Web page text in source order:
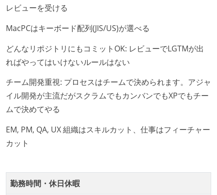
babel
webpack
いる
うにしている
提出されたコードには自動的にリグレッションテスト
が実行される環境が構築されている
テストの実施度
ほとんどのプロダクトコードに単体テストを記述、実
施している
ほとんどの機能に受け入れテストを記述、実施してい
る
る
レビューを受ける
MacPCはキーボード配列(JIS/US)が選べる
どんなリポジトリにもコミットOK: レビューでLGTMが出
ればやってはいけないルールはない
チーム開発重視: プロセスはチームで決められます。アジャ
イル開発が主流だがスクラムでもカンバンでもXPでもチー
ムで決めてやる
EM, PM, QA, UX 組織はスキルカット、仕事はフィーチャー
カット
勤務時間・休日休暇